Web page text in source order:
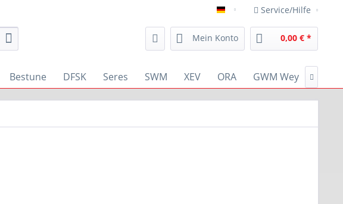
deutsch Service/Hilfe
Mein Konto 0,00 € *
Bestune DFSK Seres SWM XEV ORA GWM Wey 